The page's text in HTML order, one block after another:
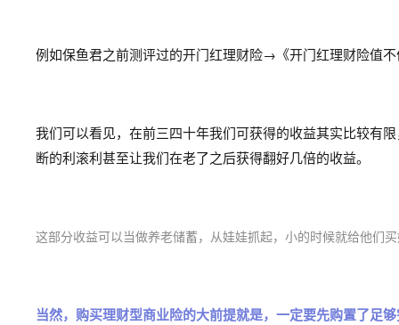
例如保鱼君之前测评过的开门红理财险→《开门红理财险值
我们可以看见，在前三四十年我们可获得的收益其实比较有
断的利滚利甚至让我们在老了之后获得翻好几倍的收益。
这部分收益可以当做养老储蓄，从娃娃抓起，小的时候就给他们
当然，购买理财型商业险的大前提就是，一定要先购置了足